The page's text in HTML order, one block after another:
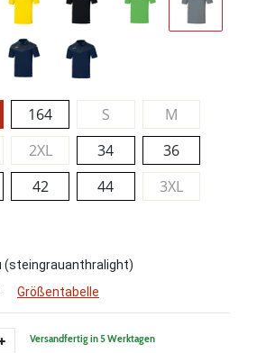
164 S
M
2XL 34
36
42 44
3XL
(steingrauanthralight)
Größentabelle
Versandfertig in 5 Werktagen